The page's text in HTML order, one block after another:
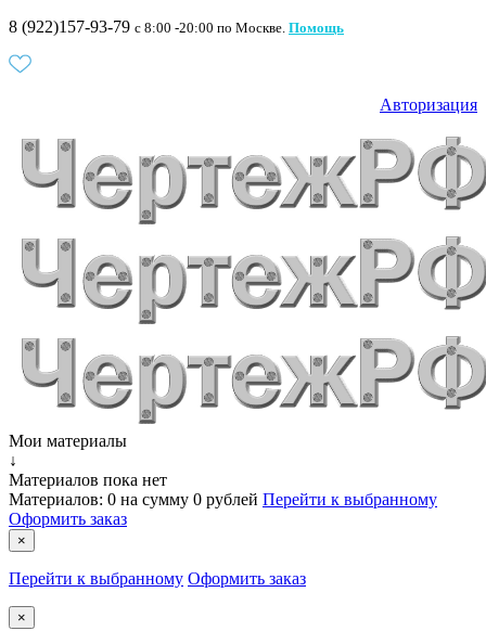
8 (922)157-93-79 c 8:00 -20:00 по Москве. Помощь
Авторизация
Мои материалы
↓
Материалов пока нет
Материалов: 0 на сумму 0 рублей Перейти к выбранному
Оформить заказ
×
Перейти к выбранному Оформить заказ
×